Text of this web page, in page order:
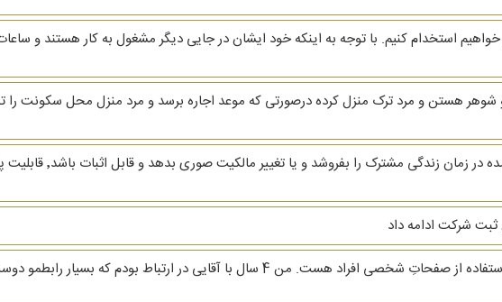
استخدام کنیم. با توجه به اینکه خود ایشان در جایی دیگر مشغول به کار هستند و
با سلام و احترام اگر مرد قبل از
ثبت شرکت ادامه داد
با سلام. وقت بخیر. سوال بنده راجع به پخش و سو استفاده از صفحاتِ شخصی افراد هست. من 4 سال با